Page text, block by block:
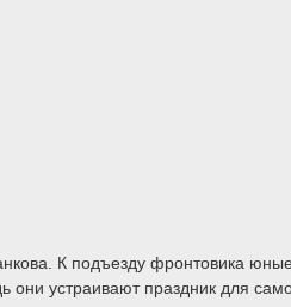
К подъезду фронтовика
устраивают праздник для